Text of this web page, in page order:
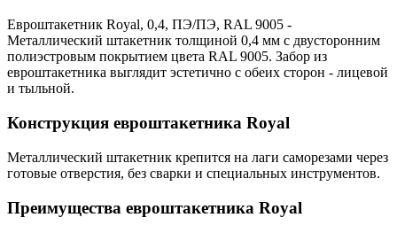
Евроштакетник Royal, 0,4, ПЭ/ПЭ, RAL 9005 -
Металлический штакетник толщиной 0,4 мм с двусторонним
полиэстровым покрытием цвета RAL 9005. Забор из
евроштакетника выглядит эстетично с обеих сторон - лицевой
и тыльной.
Конструкция евроштакетника Royal
Металлический штакетник крепится на лаги саморезами через
готовые отверстия, без сварки и специальных инструментов.
Преимущества евроштакетника Royal